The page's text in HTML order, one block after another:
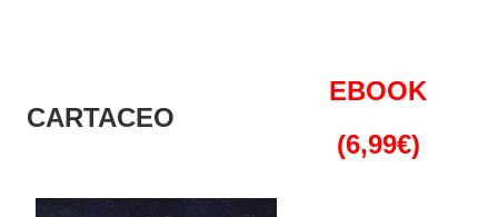
CARTACEO
EBOOK
(6,99€)